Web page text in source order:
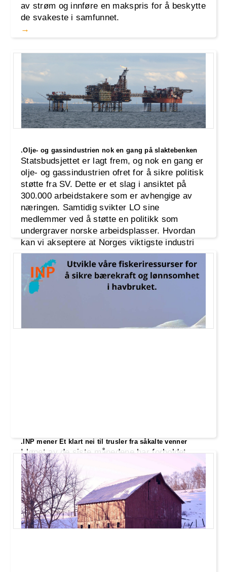
av strøm og innføre en makspris for å beskytte
de svakeste i samfunnet.
.Olje- og gassindustrien nok en gang på slaktebenken
Statsbudsjettet er lagt frem, og nok en gang er
olje- og gassindustrien ofret for å sikre politisk
støtte fra SV. Dette er et slag i ansiktet på
300.000 arbeidstakere som er avhengige av
næringen. Samtidig svikter LO sine
medlemmer ved å støtte en politikk som
undergraver norske arbeidsplasser. Hvordan
kan vi akseptere at Norges viktigste industri
.INP mener Et klart nei til trusler fra såkalte venner
I løpet av de siste månedene har forholdet
mellom Norge og EU blitt satt på prøve,
spesielt med tanke på fiskekvoter